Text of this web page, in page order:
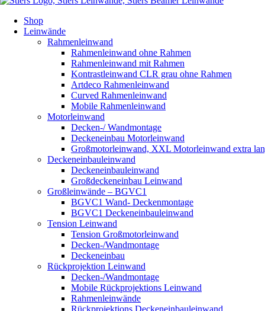
Shop
Leinwände
Rahmenleinwand
Rahmenleinwand ohne Rahmen
Rahmenleinwand mit Rahmen
Kontrastleinwand CLR grau ohne Rahmen
Artdeco Rahmenleinwand
Curved Rahmenleinwand
Mobile Rahmenleinwand
Motorleinwand
Decken-/ Wandmontage
Deckeneinbau Motorleinwand
Großmotorleinwand, XXL Motorleinwand extra
Deckeneinbauleinwand
Deckeneinbauleinwand
Großdeckeneinbau Leinwand
Großleinwände – BGVC1
BGVC1 Wand- Deckenmontage
BGVC1 Deckeneinbauleinwand
Tension Leinwand
Tension Großmotorleinwand
Decken-/Wandmontage
Deckeneinbau
Rückprojektion Leinwand
Decken-/Wandmontage
Mobile Rückprojektions Leinwand
Rahmenleinwände
Rückprojektions Deckeneinbauleinwand